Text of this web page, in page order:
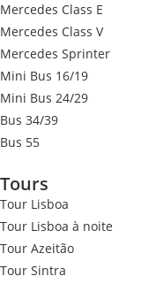
Mercedes Class E
Mercedes Class V
Mercedes Sprinter
Mini Bus 16/19
Mini Bus 24/29
Bus 34/39
Bus 55
Tours
Tour Lisboa
Tour Lisboa à noite
Tour Azeitão
Tour Sintra